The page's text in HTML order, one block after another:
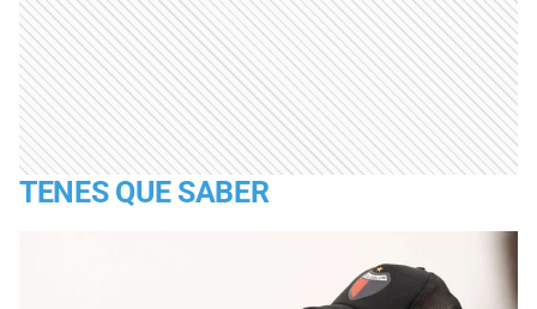
TENES QUE SABER